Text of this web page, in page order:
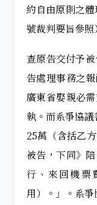
約自由原則之
號裁判要旨參照
查原告交付予
告處理事務之
廣東省娶親必
執。而系爭協
25萬（含括乙
被告，下同》
行、來回機票
用）。」。系